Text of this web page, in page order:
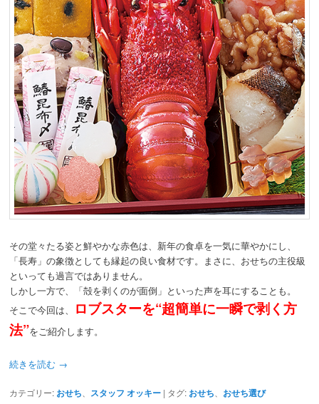
その堂々たる姿と鮮やかな赤色は、新年の食卓を一気に華やかにし、
「長寿」の象徴としても縁起の良い食材です。まさに、おせちの主役級
といっても過言ではありません。
しかし一方で、「殻を剥くのが面倒」といった声を耳にすることも。
そこで今回は、
ロブスターを“超簡単に一瞬で剥く方
法”をご紹介します。
続きを読む →
カテゴリー: おせち スタッフ オッキー | タグ: おせち おせち選び